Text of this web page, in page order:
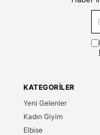
KATEGORILER
Yeni Gelenler
Kadın Giyim
Elbise